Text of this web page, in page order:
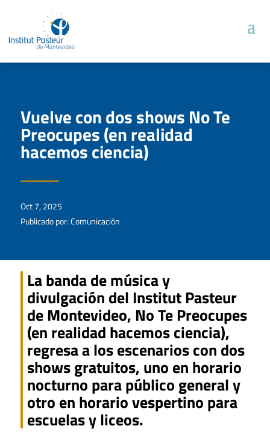
Vuelve con dos shows No Te
Preocupes (en realidad
hacemos ciencia)
Oct 7, 2025
Publicado por: Comunicación
La banda de música y
divulgación del Institut Pasteur
de Montevideo, No Te Preocupes
(en realidad hacemos ciencia),
regresa a los escenarios con dos
shows gratuitos, uno en horario
nocturno para público general y
otro en horario vespertino para
escuelas y liceos.